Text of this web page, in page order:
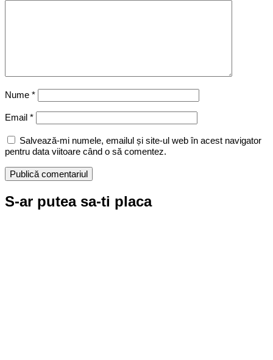
Nume *
Email *
Salvează-mi numele, emailul și site-ul web în acest navigator
pentru data viitoare când o să comentez.
S-ar putea sa-ti placa